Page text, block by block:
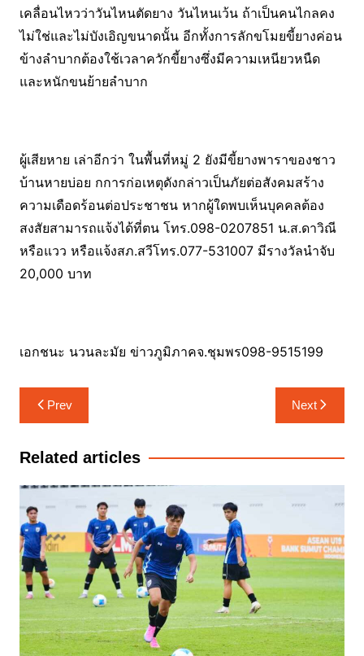
เคลื่อนไหวว่าวันไหนตัดยาง วันไหนเว้น ถ้าเป็นคนไกลคง
ไม่ใช่และไม่บังเอิญขนาดนั้น อีกทั้งการลักขโมยขี้ยางค่อน
ข้างลำบากต้องใช้เวลาควักขี้ยางซึ่งมีความเหนียวหนืด
และหนักขนย้ายลำบาก
ผู้เสียหาย เล่าอีกว่า ในพื้นที่หมู่ 2 ยังมีขี้ยางพาราของชาว
บ้านหายบ่อย กการก่อเหตุดังกล่าวเป็นภัยต่อสังคมสร้าง
ความเดือดร้อนต่อประชาชน หากผู้ใดพบเห็นบุคคลต้อง
สงสัยสามารถแจ้งได้ที่ตน โทร.098-0207851 น.ส.ดาวิณี
หรือแวว หรือแจ้งสภ.สวีโทร.077-531007 มีรางวัลนำจับ
20,000 บาท
เอกชนะ นวนละมัย ข่าวภูมิภาคจ.ชุมพร098-9515199
แนะแนว
เรื่อง
Prev Next
Related articles